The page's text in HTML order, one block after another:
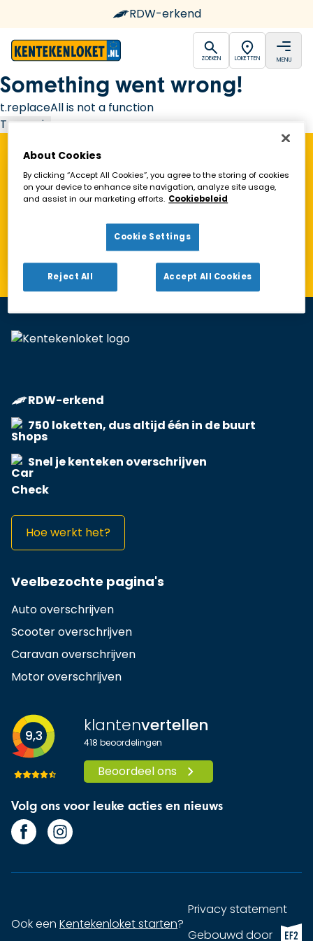
RDW-erkend
open
ZOEKEN LOKETTEN MENU
Something went wrong!
t.replaceAll is not a function
Try again
Vind een Kentekenloket in de buurt!
Toon alleen geopende loketten
RDW-erkend
750 loketten, dus altijd één in de buurt
Snel je kenteken overschrijven
Hoe werkt het?
Veelbezochte pagina's
Auto overschrijven
Scooter overschrijven
Caravan overschrijven
Motor overschrijven
9,3 klantenvertellen
418 beoordelingen
Beoordeel ons
Volg ons voor leuke acties en nieuws
Ook een Kentekenloket starten?
Privacy statement
Gebouwd doorEF2
About Cookies
By clicking “Accept All Cookies”, you agree to the storing of cookies
on your device to enhance site navigation, analyze site usage,
and assist in our marketing efforts. Cookiebeleid
Cookie Settings
Reject All Accept All Cookies